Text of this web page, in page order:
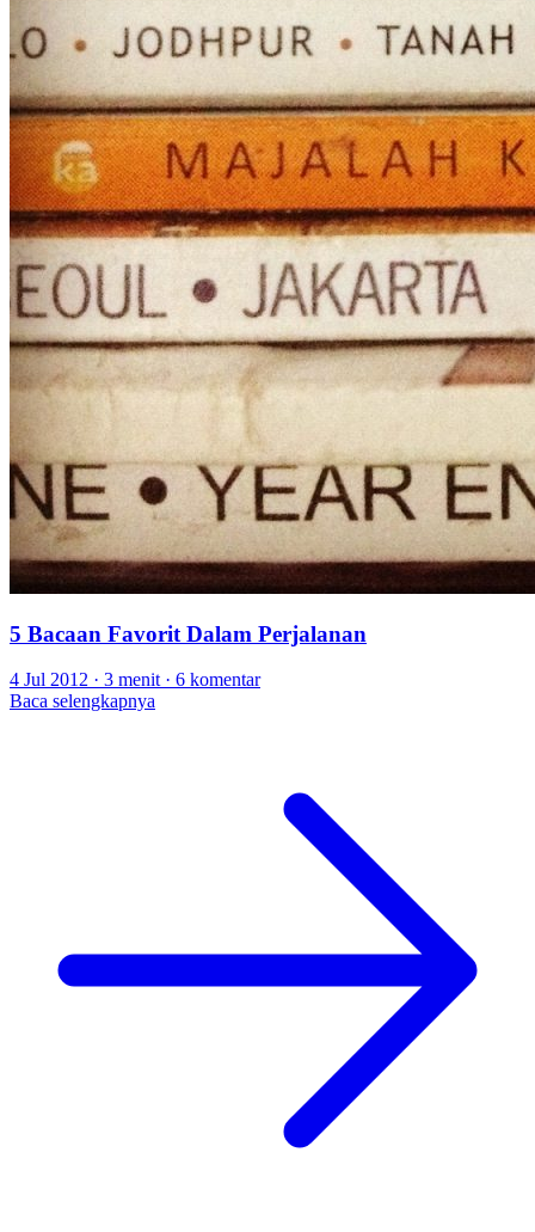
5 Bacaan Favorit Dalam Perjalanan
4 Jul 2012 · 3 menit · 6 komentar
Baca selengkapnya